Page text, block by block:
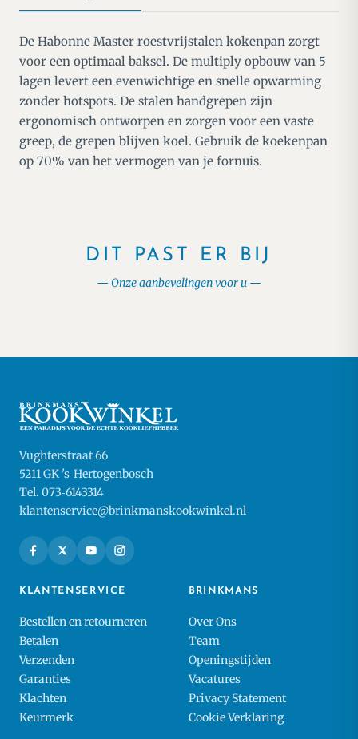
De Habonne Master roestvrijstalen kokenpan zorgt
voor een optimaal baksel. De multiply opbouw van 5
lagen levert een evenwichtige en snelle opwarming
zonder hotspots. De stalen handgrepen zijn
ergonomisch ontworpen en zorgen voor een vaste
greep, de grepen blijven koel. Gebruik de koekenpan
op 70% van het vermogen van je fornuis.
DIT PAST ER BIJ
Onze aanbevelingen voor u
Vughterstraat 66
5211 GK 's‑Hertogenbosch
Tel. 073‑6143314
klantenservice@brinkmanskookwinkel.nl
KLANTENSERVICE
Bestellen en retourneren
Betalen
Verzenden
Garanties
Klachten
Keurmerk
BRINKMANS
Over Ons
Team
Openingstijden
Vacatures
Privacy Statement
Cookie Verklaring